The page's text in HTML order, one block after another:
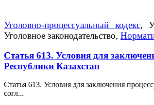
Уголовно-процессуальный кодекс,
Уголовное законодательство,
Статья 613. Условия для
Республики Казахстан
Статья 613. Условия для заключения
согл...